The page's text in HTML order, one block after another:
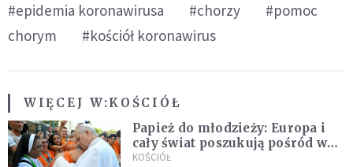
#epidemia koronawirusa
#chorzy
#pomoc
chorym
#kościół koronawirus
WIĘCEJ W:KOŚCIÓŁ
Papież do młodzieży: Europa i
cały świat poszukują pośród was
nowych świętych
KOŚCIÓŁ